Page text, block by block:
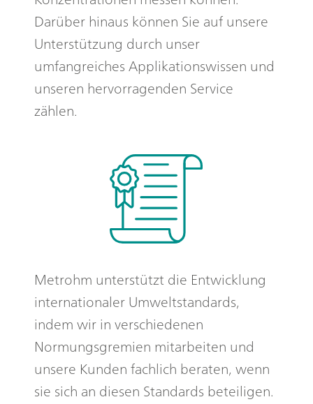
Darüber hinaus können Sie auf unsere
Unterstützung durch unser
umfangreiches Applikationswissen und
unseren hervorragenden Service
zählen.
Metrohm unterstützt die Entwicklung
internationaler Umweltstandards,
indem wir in verschiedenen
Normungsgremien mitarbeiten und
unsere Kunden fachlich beraten, wenn
sie sich an diesen Standards beteiligen.